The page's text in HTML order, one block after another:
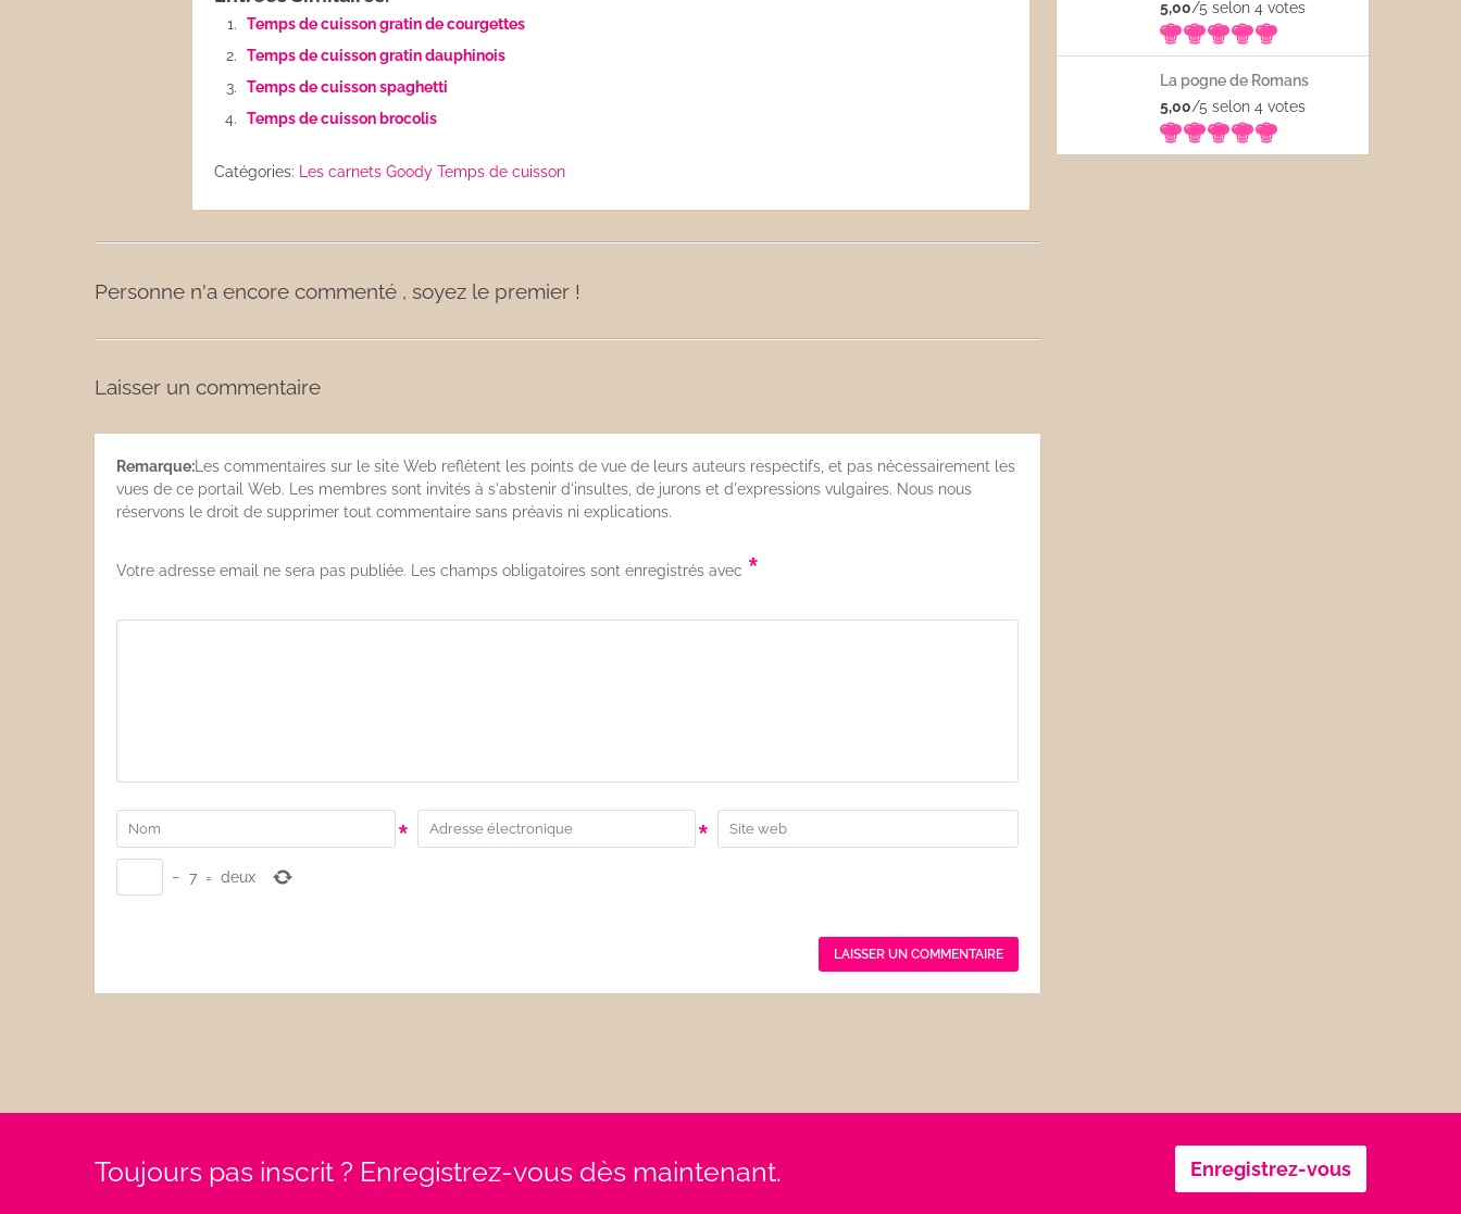
Temps de cuisson gratin de courgettes
Temps de cuisson gratin dauphinois
Temps de cuisson spaghetti
Temps de cuisson brocolis
Catégories: Les carnets Goody Temps de cuisson
Personne n'a encore commenté , soyez le premier !
Laisser un commentaire
Remarque: Les commentaires sur le site Web reflètent les points de vue de leurs auteurs respectifs, et pas nécessairement les
vues de ce portail Web. Les membres sont invités à s'abstenir d'insultes, de jurons et d'expressions vulgaires. Nous nous
réservons le droit de supprimer tout commentaire sans préavis ni explications.
Votre adresse email ne sera pas publiée. Les champs obligatoires sont enregistrés avec *
* *
− 7 = deux
5,00/5 selon 4 votes
La pogne de Romans
5,00/5 selon 4 votes
Enregistrez-vous
Toujours pas inscrit ? Enregistrez-vous dès maintenant.